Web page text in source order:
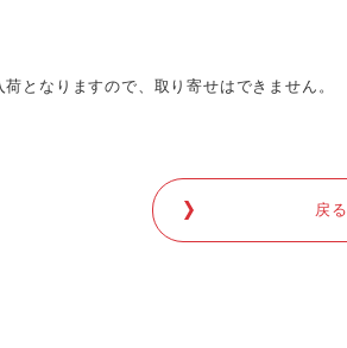
となりますので、取り寄せはできません。
戻る